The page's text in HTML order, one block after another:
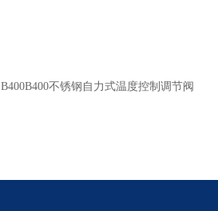
B400B400不锈钢自力式温度控制调节阀